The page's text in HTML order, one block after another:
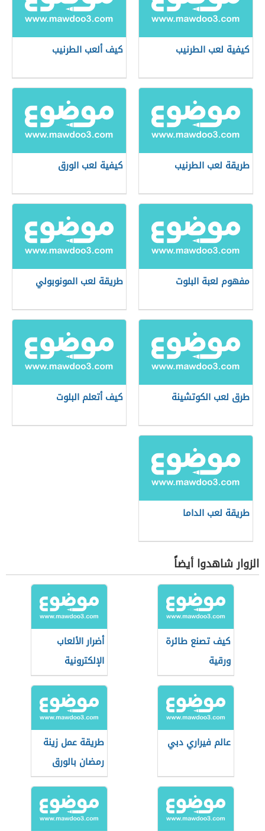
كيفية لعب الطرنيب كيف ألعب الطرنيب
طريقة لعب الطرنيب كيفية لعب الورق
مفهوم لعبة البلوت طريقة لعب المونوبولي
طرق لعب الكوتشينة كيف أتعلم البلوت
طريقة لعب الداما
الزوار شاهدوا أيضاً
كيف تصنع طائرة
ورقية
أضرار الألعاب
الإلكترونية
وفوائدها
عالم فيراري دبي
طريقة عمل زينة
رمضان بالورق